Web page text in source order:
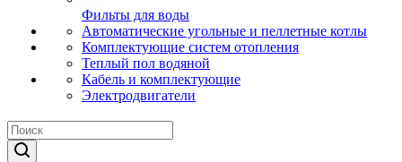
Фильты для воды
Автоматические угольные и пеллетные котлы
Комплектующие систем отопления
Теплый пол водяной
Кабель и комплектующие
Электродвигатели